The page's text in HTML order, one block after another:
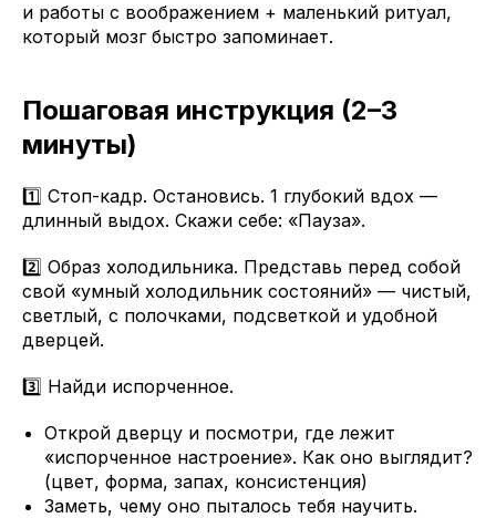
и работы с воображением + маленький ритуал,
который мозг быстро запоминает.
Пошаговая инструкция (2–3
минуты)
1️⃣ Стоп-кадр. Остановись. 1 глубокий вдох —
длинный выдох. Скажи себе: «Пауза».
2️⃣ Образ холодильника. Представь перед собой
свой «умный холодильник состояний» — чистый,
светлый, с полочками, подсветкой и удобной
дверцей.
3️⃣ Найди испорченное.
Открой дверцу и посмотри, где лежит
«испорченное настроение». Как оно выглядит?
(цвет, форма, запах, консистенция)
Заметь, чему оно пыталось тебя научить.